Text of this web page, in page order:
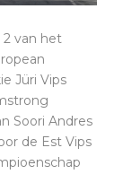
2 van het
Jüri Vips
Soori Andres
de Est Vips